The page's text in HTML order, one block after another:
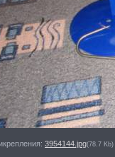
3954144.jpg(78.7 Kb)